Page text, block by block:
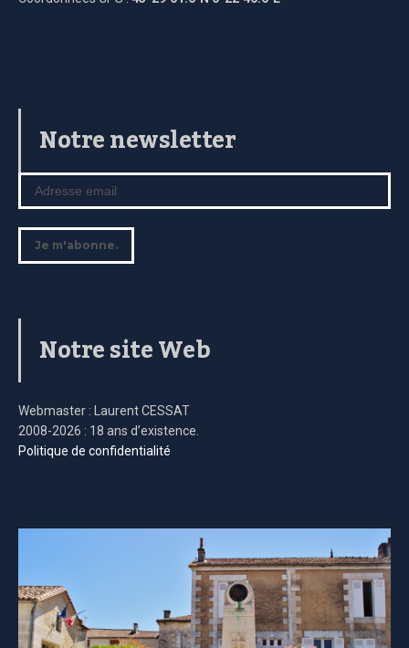
Notre newsletter
Notre site Web
Webmaster : Laurent CESSAT
2008-2026 : 18 ans d’existence.
Politique de confidentialité